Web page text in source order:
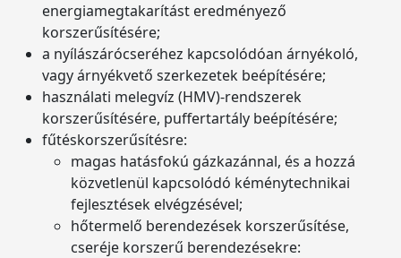
energiamegtakarítást eredményező
korszerűsítésére;
a nyílászárócseréhez kapcsolódóan árnyékoló,
vagy árnyékvető szerkezetek beépítésére;
használati melegvíz (HMV)-rendszerek
korszerűsítésére, puffertartály beépítésére;
fűtéskorszerűsítésre:
magas hatásfokú gázkazánnal, és a hozzá
közvetlenül kapcsolódó kéménytechnikai
fejlesztések elvégzésével;
hőtermelő berendezések korszerűsítése,
cseréje korszerű berendezésekre: